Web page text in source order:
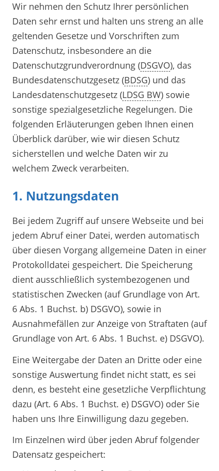
Wir nehmen den Schutz Ihrer persönlichen
Daten sehr ernst und halten uns streng an alle
geltenden Gesetze und Vorschriften zum
Datenschutz, insbesondere an die
Datenschutzgrundverordnung (DSGVO), das
Bundesdatenschutzgesetz (BDSG) und das
Landesdatenschutzgesetz (LDSG BW) sowie
sonstige spezialgesetzliche Regelungen. Die
folgenden Erläuterungen geben Ihnen einen
Überblick darüber, wie wir diesen Schutz
sicherstellen und welche Daten wir zu
welchem Zweck verarbeiten.
1. Nutzungsdaten
Bei jedem Zugriff auf unsere Webseite und bei
jedem Abruf einer Datei, werden automatisch
über diesen Vorgang allgemeine Daten in einer
Protokolldatei gespeichert. Die Speicherung
dient ausschließlich systembezogenen und
statistischen Zwecken (auf Grundlage von Art.
6 Abs. 1 Buchst. b) DSGVO), sowie in
Ausnahmefällen zur Anzeige von Straftaten (auf
Grundlage von Art. 6 Abs. 1 Buchst. e) DSGVO).
Eine Weitergabe der Daten an Dritte oder eine
sonstige Auswertung findet nicht statt, es sei
denn, es besteht eine gesetzliche Verpflichtung
dazu (Art. 6 Abs. 1 Buchst. e) DSGVO) oder Sie
haben uns Ihre Einwilligung dazu gegeben.
Im Einzelnen wird über jeden Abruf folgender
Datensatz gespeichert: